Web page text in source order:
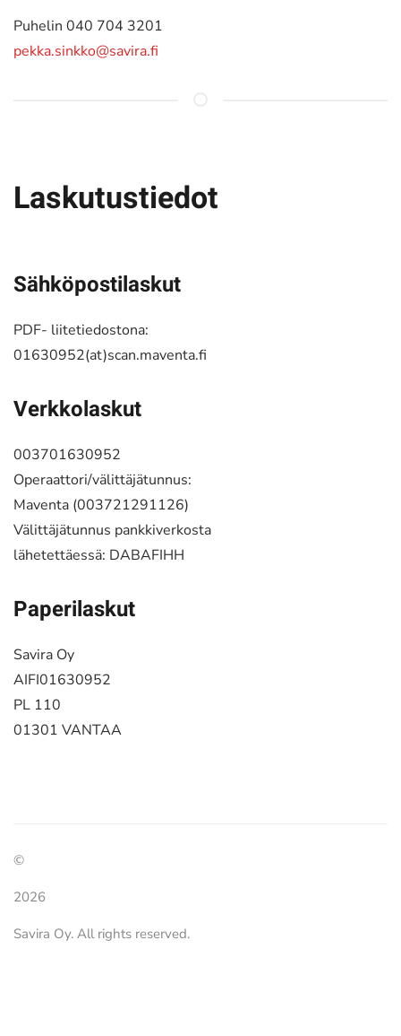
Puhelin 040 704 3201
pekka.sinkko@savira.fi
Laskutustiedot
Sähköpostilaskut
PDF- liitetiedostona:
01630952(at)scan.maventa.fi
Verkkolaskut
003701630952
Operaattori/välittäjätunnus:
Maventa (003721291126)
Välittäjätunnus pankkiverkosta
lähetettäessä: DABAFIHH
Paperilaskut
Savira Oy
AIFI01630952
PL 110
01301 VANTAA
©
2026
Savira Oy. All rights reserved.